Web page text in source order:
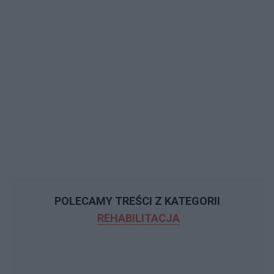
POLECAMY TREŚCI Z KATEGORII
REHABILITACJA